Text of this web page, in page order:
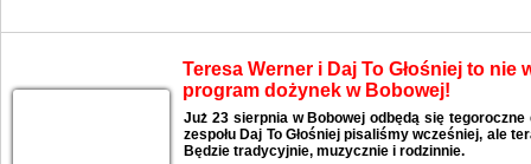
Teresa Werner i Daj To Głośniej to nie
program dożynek w Bobowej!
Już 23 sierpnia w Bobowej odbędą się
zespołu Daj To Głośniej pisaliśmy wcześniej, ale
Będzie tradycyjnie, muzycznie i rodzinnie.